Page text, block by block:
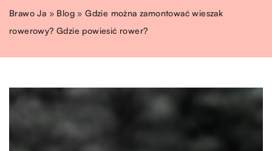
Brawo Ja » Blog »Gdzie można zamontować wieszak
rowerowy? Gdzie powiesić rower?